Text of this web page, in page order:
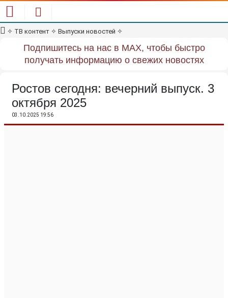
✧ ТВ контент ✧ Выпуски новостей ✧
Подпишитесь на нас в MAX, чтобы быстро
получать информацию о свежих новостях
Ростов сегодня: вечерний выпуск. 3
октября 2025
03.10.2025 19:56